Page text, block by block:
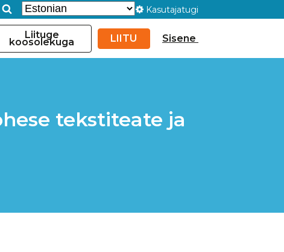
Kasutajatugi
Liituge
koosolekuga LIITU Sisene
tekstiteate ja